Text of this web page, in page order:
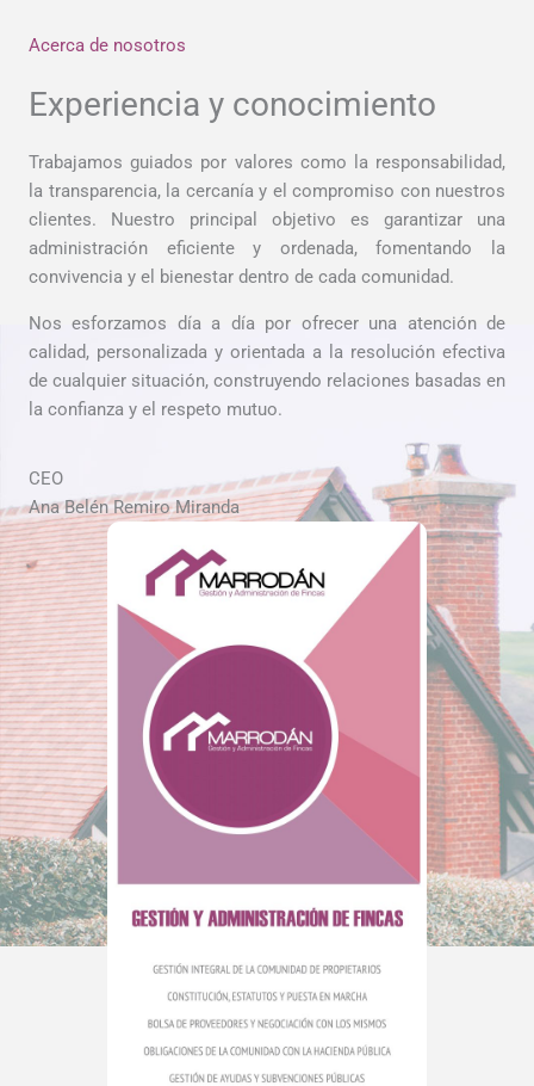
Acerca de nosotros
Experiencia y conocimiento
Trabajamos guiados por valores como la responsabilidad,
la transparencia, la cercanía y el compromiso con nuestros
clientes. Nuestro principal objetivo es garantizar una
administración eficiente y ordenada, fomentando la
convivencia y el bienestar dentro de cada comunidad.
Nos esforzamos día a día por ofrecer una atención de
calidad, personalizada y orientada a la resolución efectiva
de cualquier situación, construyendo relaciones basadas en
la confianza y el respeto mutuo.
CEO
Ana Belén Remiro Miranda